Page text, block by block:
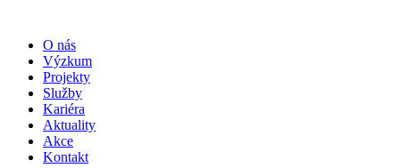
O nás
Výzkum
Projekty
Služby
Kariéra
Aktuality
Akce
Kontakt